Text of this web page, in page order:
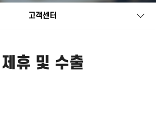
고객센터
제휴 및 수출